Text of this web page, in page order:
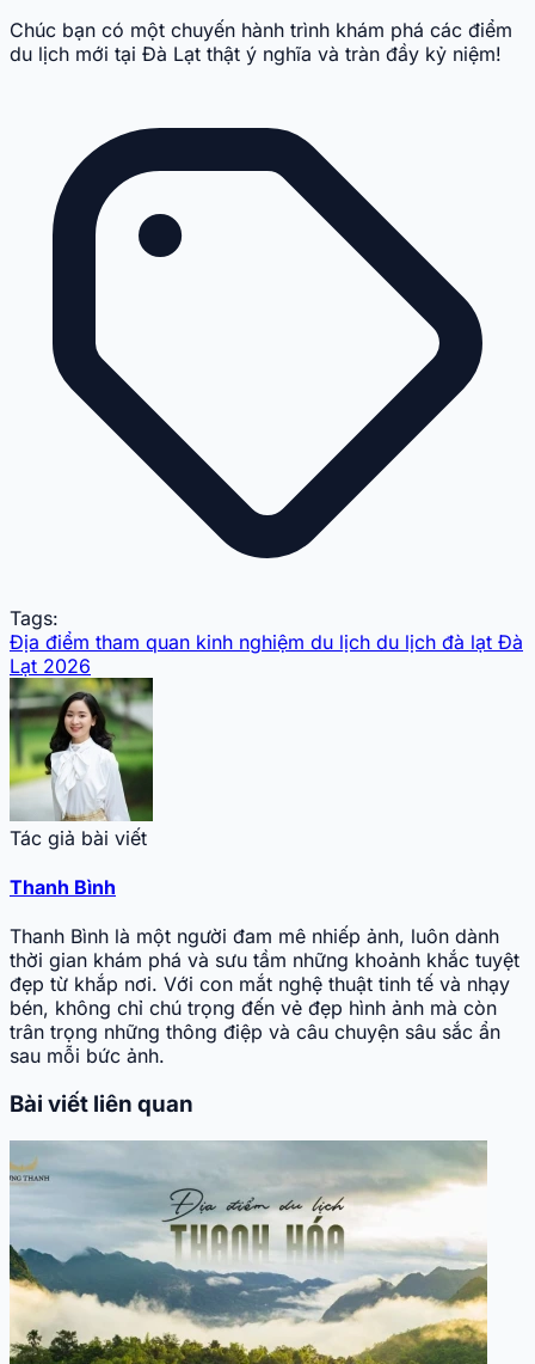
Chúc bạn có một chuyến hành trình khám phá các điểm
du lịch mới tại Đà Lạt thật ý nghĩa và tràn đầy kỷ niệm!
Tags:
Địa điểm tham quan kinh nghiệm du lịch du lịch đà lạt Đà
Lạt 2026
Tác giả bài viết
Thanh Bình
Thanh Bình là một người đam mê nhiếp ảnh, luôn dành
thời gian khám phá và sưu tầm những khoảnh khắc tuyệt
đẹp từ khắp nơi. Với con mắt nghệ thuật tinh tế và nhạy
bén, không chỉ chú trọng đến vẻ đẹp hình ảnh mà còn
trân trọng những thông điệp và câu chuyện sâu sắc ẩn
sau mỗi bức ảnh.
Bài viết liên quan